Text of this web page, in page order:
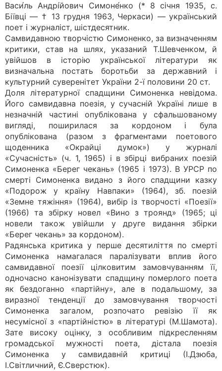
Васи́ль Андрі́йович Симоне́нко (* 8 січня 1935, с.
Біївці — † 13 грудня 1963, Черкаси) — український
поет і журналіст, шістдесятник.
Самвидавною творчістю Симоненко, за визначенням
критики, став на шлях, указаний Т.Шевченком, й
увійшов в історію української літератури як
визначальна постать боротьби за державний і
культурний суверенітет України 2-ї половини 20 ст.
Доля літературної спадщини Симоненка невідома.
Його самвидавна поезія, у сучасній Україні лише в
незначній частині опублікована у сфальшованому
вигляді, поширилася за кордоном і була
опублікована (разом з фрагментами поетового
щоденника «Окрайці думок») у журналі
«Сучасність» (ч. 1, 1965) і в збірці вибраних поезій
Симоненка «Берег чекань» (1965 і 1973). В УРСР по
смерті Симоненка видано з його спадщини казку
«Подорож у країну Навпаки» (1964), зб. поезій
«Земне тяжіння» (1964), вибір із творчості «Поезії»
(1966) та збірку новел «Вино з троянд» (1965; ці
новели також увійшли у друге видання збірки
«Берег чекань» за кордоном).
Радянська критика у перше десятиліття по смерті
Симоненка намагалася паралізувати вплив його
самвидавної поезії цілковитим замовчуванням її,
одночасно канонізувати спадщину померлого поета
як бездоганно «партійну», але в подальшому, за
виразної тенденції до замовчування творчості
Симоненка загалом, розпочато ревізію її як
несумісної з «партійністю» в літературі (М.Шамота).
Зате високу оцінку, з особливим підкресленням
громадської мужності поета, дістала поезія
Симоненка у самвидавній критиці (І.Дзюба,
І.Світличний, Є.Сверстюк).